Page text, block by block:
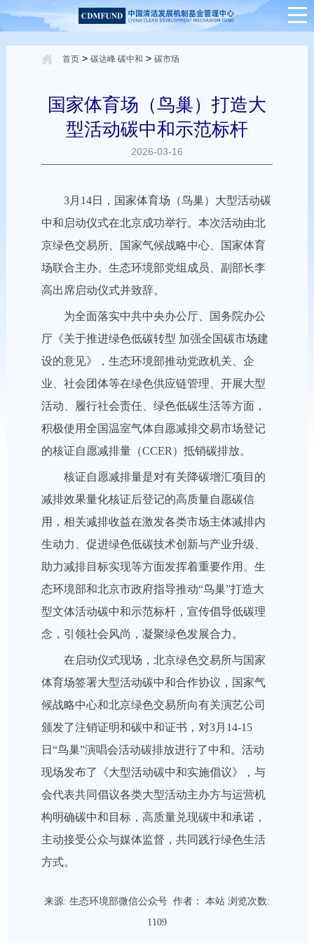
首页> 碳达峰 碳中和 > 碳市场
国家体育场（鸟巢）打造大
型活动碳中和示范标杆
2026-03-16
3月14日，国家体育场（鸟巢）大型活动碳
中和启动仪式在北京成功举行。本次活动由北
京绿色交易所、国家气候战略中心、国家体育
场联合主办。生态环境部党组成员、副部长李
高出席启动仪式并致辞。
为全面落实中共中央办公厅、国务院办公
厅《关于推进绿色低碳转型 加强全国碳市场建
设的意见》，生态环境部推动党政机关、企
业、社会团体等在绿色供应链管理、开展大型
活动、履行社会责任、绿色低碳生活等方面，
积极使用全国温室气体自愿减排交易市场登记
的核证自愿减排量（CCER）抵销碳排放。
核证自愿减排量是对有关降碳增汇项目的
减排效果量化核证后登记的高质量自愿碳信
用，相关减排收益在激发各类市场主体减排内
生动力、促进绿色低碳技术创新与产业升级、
助力减排目标实现等方面发挥着重要作用。生
态环境部和北京市政府指导推动“鸟巢”打造大
型文体活动碳中和示范标杆，宣传倡导低碳理
念，引领社会风尚，凝聚绿色发展合力。
在启动仪式现场，北京绿色交易所与国家
体育场签署大型活动碳中和合作协议，国家气
候战略中心和北京绿色交易所向有关演艺公司
颁发了注销证明和碳中和证书，对3月14-15
日“鸟巢”演唱会活动碳排放进行了中和。活动
现场发布了《大型活动碳中和实施倡议》，与
会代表共同倡议各类大型活动主办方与运营机
构明确碳中和目标，高质量兑现碳中和承诺，
主动接受公众与媒体监督，共同践行绿色生活
方式。
来源: 生态环境部微信公众号作者： 本站 浏览次数:
1109